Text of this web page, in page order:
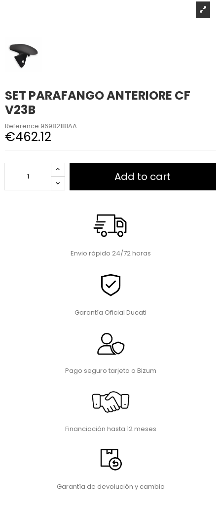
SET PARAFANGO ANTERIORE CF
V23B
Reference 96982181AA
€462.12
Add to cart
Envio rápido 24/72 horas
Garantía Oficial Ducati
Pago seguro tarjeta o Bizum
Financiación hasta 12 meses
Garantía de devolución y cambio